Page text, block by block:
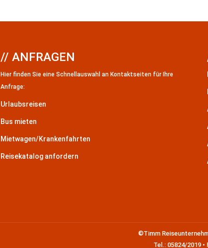
// ANFRAGEN
Hier finden Sie eine Schnellauswahl an Kontaktseiten für Ihre
Anfrage:
Urlaubsreisen
Bus mieten
Mietwagen/Krankenfahrten
Reisekatalog anfordern
©Timm
Tel.: 05824/2019